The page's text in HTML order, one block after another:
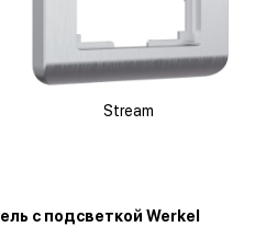
Stream
с подсветкой Werkel